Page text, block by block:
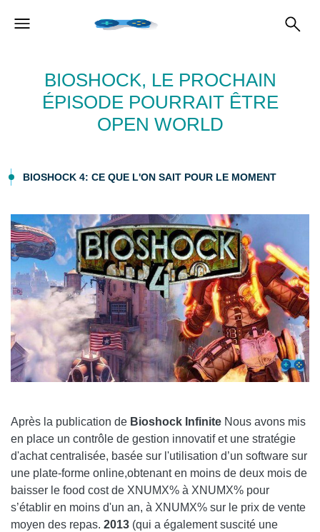
BIOSHOCK, LE PROCHAIN
ÉPISODE POURRAIT ÊTRE
OPEN WORLD
BIOSHOCK 4: CE QUE L'ON SAIT POUR LE MOMENT
Après la publication de Bioshock Infinite Nous avons mis
en place un contrôle de gestion innovatif et une stratégie
d'achat centralisée, basée sur l'utilisation d’un software sur
une plate-forme online,obtenant en moins de deux mois de
baisser le food cost de XNUMX% à XNUMX% pour
s’établir en moins d'un an, à XNUMX% sur le prix de vente
moyen des repas. 2013 (qui a également suscité une